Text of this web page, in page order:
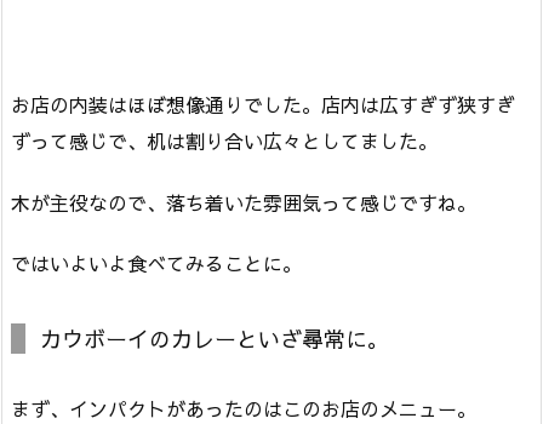
お店の内装はほぼ想像通りでした。店内は広すぎず狭すぎ
ずって感じで、机は割り合い広々としてました。
木が主役なので、落ち着いた雰囲気って感じですね。
ではいよいよ食べてみることに。
カウボーイのカレーといざ尋常に。
まず、インパクトがあったのはこのお店のメニュー。